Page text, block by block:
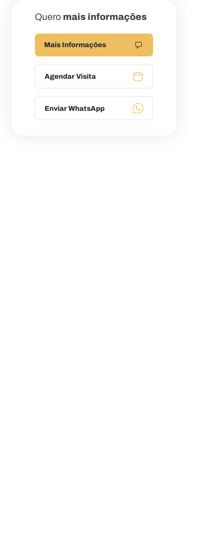
Quero mais informações
Mais Informações
Agendar Visita
Enviar WhatsApp